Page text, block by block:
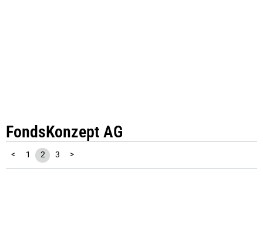
FondsKonzept AG
< 1 2 3 >